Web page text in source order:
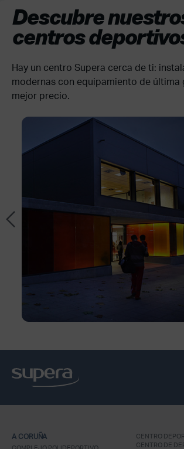
Descubre
centros
Hay un centro Supera cerca de ti:
modernas con equipamiento de última
mejor precio.
A CORUÑA
CENTRO
CENTRO DE